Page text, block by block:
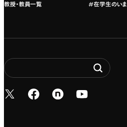
教授・教員一覧 #在学生のいま